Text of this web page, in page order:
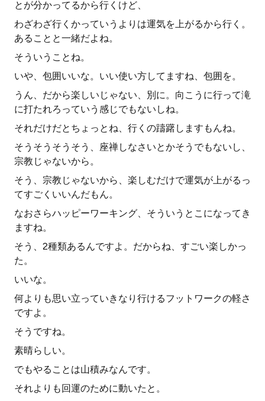
とが分かってるから行くけど、
わざわざ行くかっていうよりは運気を上がるから行く。
あることと一緒だよね。
そういうことね。
いや、包囲いいな。いい使い方してますね、包囲を。
うん、だから楽しいじゃない、別に。向こうに行って滝
に打たれろっていう感じでもないしね。
それだけだとちょっとね、行くの躊躇しますもんね。
そうそうそうそう、座禅しなさいとかそうでもないし、
宗教じゃないから。
そう、宗教じゃないから、楽しむだけで運気が上がるっ
てすごくいいんだもん。
なおさらハッピーワーキング、そういうとこになってき
ますね。
そう、2種類あるんですよ。だからね、すごい楽しかっ
た。
いいな。
何よりも思い立っていきなり行けるフットワークの軽さ
ですよ。
そうですね。
素晴らしい。
でもやることは山積みなんです。
それよりも回運のために動いたと。